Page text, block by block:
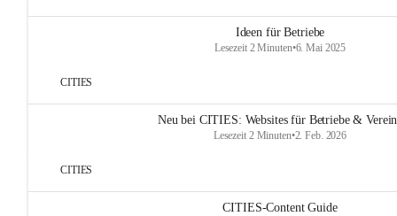
Ideen für Betriebe
Lesezeit 2 Minuten•6. Mai 2025
CITIES
Neu bei CITIES: Websites für Betriebe &
Lesezeit 2 Minuten•2. Feb. 2026
CITIES
CITIES-Content Guide